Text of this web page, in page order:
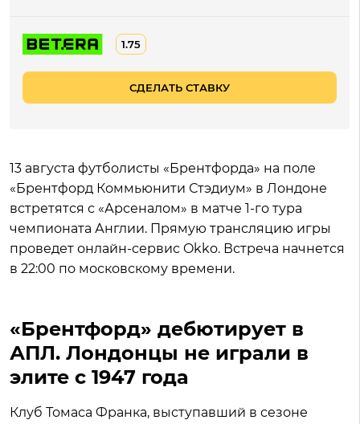
1.75
СДЕЛАТЬ СТАВКУ
13 августа футболисты «Брентфорда» на поле
«Брентфорд Коммьюнити Стэдиум» в Лондоне
встретятся с «Арсеналом» в матче 1-го тура
чемпионата Англии. Прямую трансляцию игры
проведет онлайн-сервис Okko. Встреча начнется
в 22:00 по московскому времени.
«Брентфорд» дебютирует в
АПЛ. Лондонцы не играли в
элите с 1947 года
Клуб Томаса Франка, выступавший в сезоне